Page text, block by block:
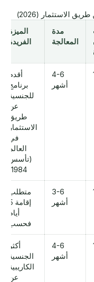
الاستثمار (2026)
مدة
المعالجة
الميزة
الفريدة
4-6
أشهر
أقدم
برنامج
للجنسية
عن
طريق
الاستثمار
في
العالم
(تأسس
1984)
3-6
أشهر
متطلب
إقامة 5
أيام
فحسب
4-6
أشهر
أكثر
الجنسية
الكاريبية
عن